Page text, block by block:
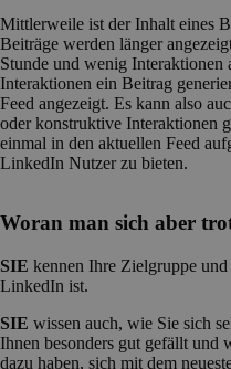
Mittlerweile ist der Inhalt eines
Beiträge werden länger
Stunde und wenig Interaktionen
Interaktionen ein Beitrag
Feed angezeigt. Es kann also
oder konstruktive Interaktionen
einmal in den aktuellen Feed
LinkedIn Nutzer zu bieten.
Woran man sich aber
SIE kennen Ihre Zielgruppe
LinkedIn ist.
SIE wissen auch, wie Sie sich
Ihnen besonders gut gefällt und
dazu haben, sich mit dem